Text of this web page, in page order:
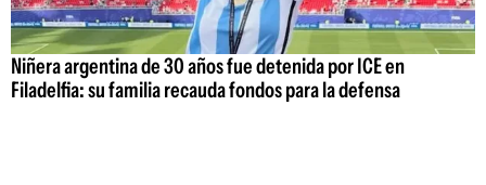
Niñera argentina de 30 años fue detenida por ICE en
Filadelfia: su familia recauda fondos para la defensa